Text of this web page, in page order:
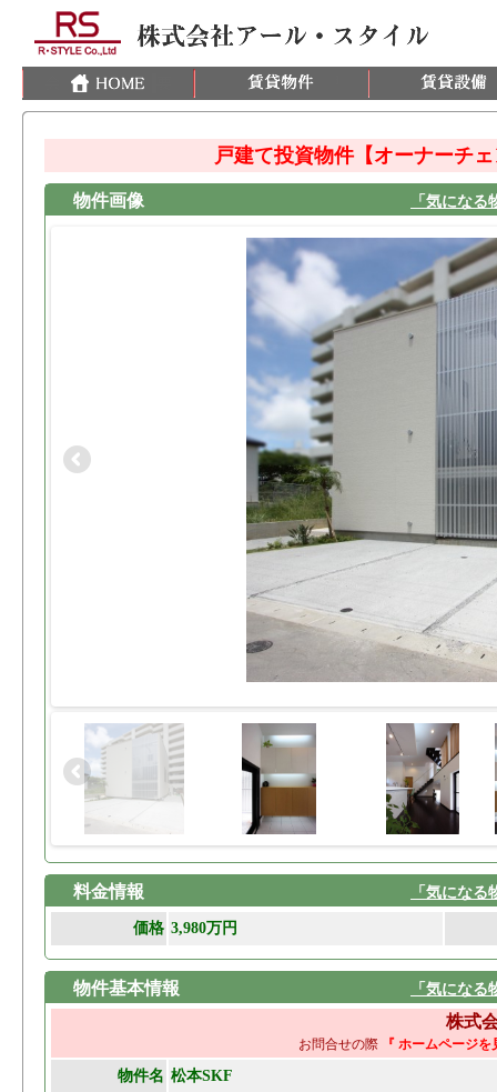
戸建て投資物件【オーナーチ
物件画像 「気になる
料金情報 「気になる
価格 3,980万円
物件基本情報 「気になる
株式
お問合せの際 『 ホームページを
物件名 松本SKF